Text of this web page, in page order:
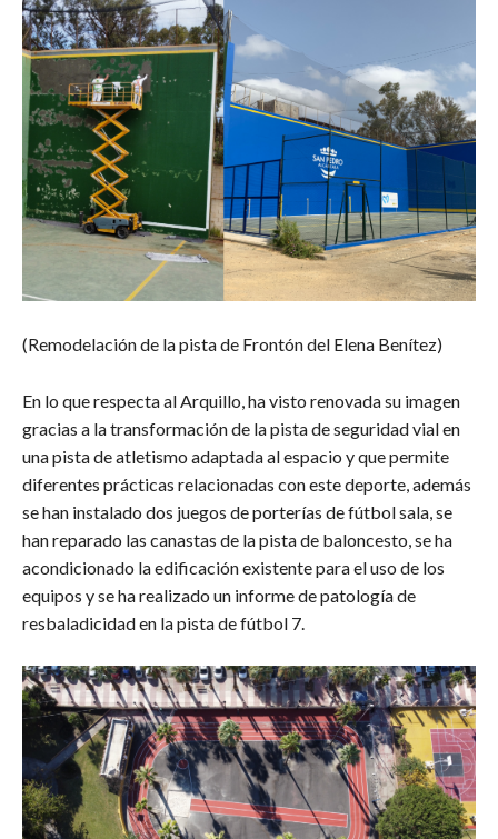
(Remodelación de la pista de Frontón del Elena Benítez)
En lo que respecta al Arquillo, ha visto renovada su imagen
gracias a la transformación de la pista de seguridad vial en
una pista de atletismo adaptada al espacio y que permite
diferentes prácticas relacionadas con este deporte, además
se han instalado dos juegos de porterías de fútbol sala, se
han reparado las canastas de la pista de baloncesto, se ha
acondicionado la edificación existente para el uso de los
equipos y se ha realizado un informe de patología de
resbaladicidad en la pista de fútbol 7.